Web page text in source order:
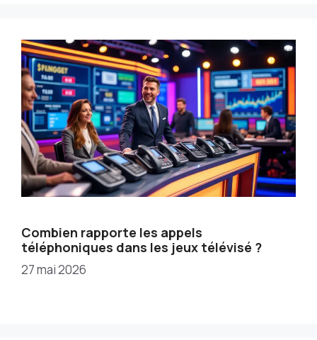
Combien rapporte les appels
téléphoniques dans les jeux télévisé ?
27 mai 2026